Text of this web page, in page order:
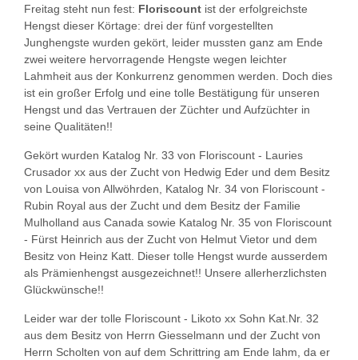
Freitag steht nun fest: Floriscount ist der erfolgreichste
Hengst dieser Körtage: drei der fünf vorgestellten
Junghengste wurden gekört, leider mussten ganz am Ende
zwei weitere hervorragende Hengste wegen leichter
Lahmheit aus der Konkurrenz genommen werden. Doch dies
ist ein großer Erfolg und eine tolle Bestätigung für unseren
Hengst und das Vertrauen der Züchter und Aufzüchter in
seine Qualitäten!!
Gekört wurden Katalog Nr. 33 von Floriscount - Lauries
Crusador xx aus der Zucht von Hedwig Eder und dem Besitz
von Louisa von Allwöhrden, Katalog Nr. 34 von Floriscount -
Rubin Royal aus der Zucht und dem Besitz der Familie
Mulholland aus Canada sowie Katalog Nr. 35 von Floriscount
- Fürst Heinrich aus der Zucht von Helmut Vietor und dem
Besitz von Heinz Katt. Dieser tolle Hengst wurde ausserdem
als Prämienhengst ausgezeichnet!! Unsere allerherzlichsten
Glückwünsche!!
Leider war der tolle Floriscount - Likoto xx Sohn Kat.Nr. 32
aus dem Besitz von Herrn Giesselmann und der Zucht von
Herrn Scholten von auf dem Schrittring am Ende lahm, da er